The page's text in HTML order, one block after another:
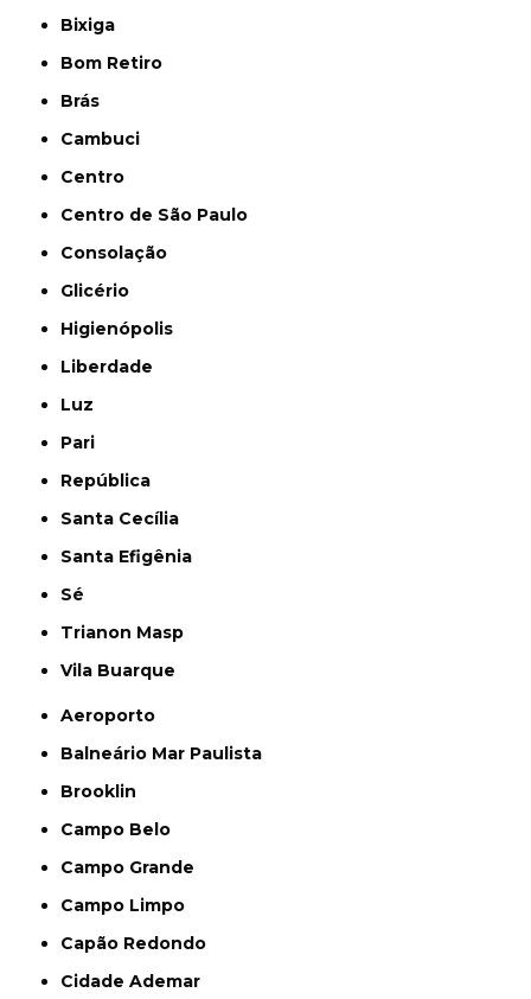
Bixiga
Bom Retiro
Brás
Cambuci
Centro
Centro de São Paulo
Consolação
Glicério
Higienópolis
Liberdade
Luz
Pari
República
Santa Cecília
Santa Efigênia
Sé
Trianon Masp
Vila Buarque
Aeroporto
Balneário Mar Paulista
Brooklin
Campo Belo
Campo Grande
Campo Limpo
Capão Redondo
Cidade Ademar